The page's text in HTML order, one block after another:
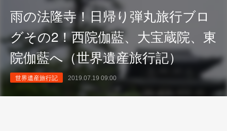
雨の法隆寺！日帰り弾丸旅行ブロ
グその2！西院伽藍、大宝蔵院、東
院伽藍へ（世界遺産旅行記）
世界遺産旅行記 2019.07.19 09:00